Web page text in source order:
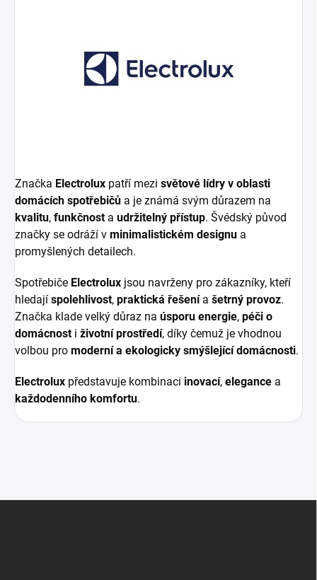
Značka Electrolux patří mezi světové lídry v oblasti
domácích spotřebičů a je známá svým důrazem na
kvalitu, funkčnosta udržitelný přístup. Švédský původ
značky se odráží v minimalistickém designu a
promyšlených detailech.
Spotřebiče Electrolux jsou navrženy pro zákazníky, kteří
hledají spolehlivost, praktická řešenía šetrný provoz.
Značka klade velký důraz na úsporu energie, péči o
domácnosti životní prostředí, díky čemuž je vhodnou
volbou pro moderní a ekologicky smýšlející domácnosti.
Electrolux představuje kombinaci inovací, elegance a
každodenního komfortu.